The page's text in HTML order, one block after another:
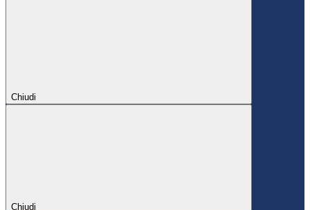
Chiudi
Chiudi